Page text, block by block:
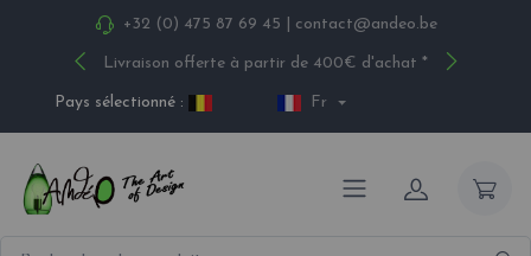
+32 (0) 475 87 69 45 contact@andeo.be
Livraison offerte à partir de 400€ d'achat *
Pays sélectionné : Fr